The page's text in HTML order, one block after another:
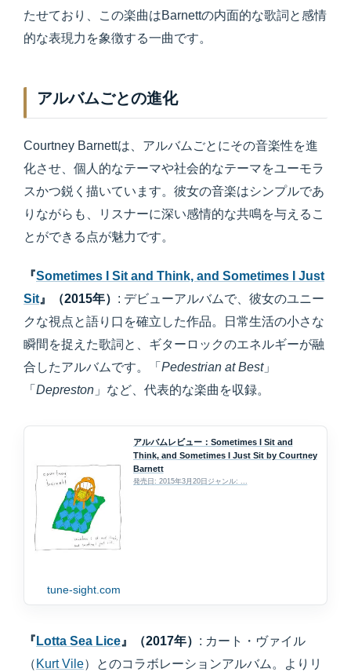
たせており、この楽曲はBarnettの内面的な歌詞と感情
的な表現力を象徴する一曲です。
アルバムごとの進化
Courtney Barnettは、アルバムごとにその音楽性を進
化させ、個人的なテーマや社会的なテーマをユーモラ
スかつ鋭く描いています。彼女の音楽はシンプルであ
りながらも、リスナーに深い感情的な共鳴を与えるこ
とができる点が魅力です。
『Sometimes I Sit and Think, and Sometimes I Just
Sit 』（2015年） : デビューアルバムで、彼女のユニー
クな視点と語り口を確立した作品。日常生活の小さな
瞬間を捉えた歌詞と、ギターロックのエネルギーが融
合したアルバムです。「 Pedestrian at Best」
「 Depreston 」など、代表的な楽曲を収録。
アルバムレビュー：Sometimes I Sit and
Think, and Sometimes I Just Sit by Courtney
Barnett
発売日: 2015年3月20日ジャンル: ...
tune-sight.com
『 Lotta Sea Lice』（2017年） : カート・ヴァイル
（ Kurt Vile）とのコラボレーションアルバム。よりリ